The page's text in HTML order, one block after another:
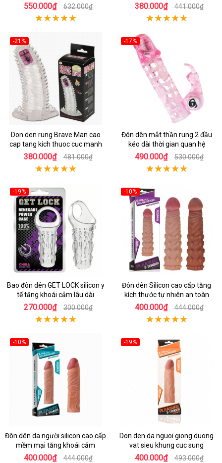
550.000₫ 632.000₫ 380.000₫ 441.000₫
-21%
Don den rung Brave Man cao
cap tang kich thuoc cuc manh
380.000₫ 481.000₫
-17%
Đôn dên mắt thần rung 2 đầu
kéo dài thời gian quan hệ
490.000₫ 530.000₫
-19%
Bao đôn dên GET LOCK silicon y
tế tăng khoái cảm lâu dài
270.000₫ 300.000₫
-10%
Đôn dên Silicon cao cấp tăng
kích thước tự nhiên an toàn
400.000₫ 444.000₫
-10%
Đôn dên da người silicon cao cấp
mềm mại tăng khoái cảm
400.000₫ 444.000₫
-19%
Don den da nguoi giong duong
vat sieu khung cuc sung
400.000₫ 493.000₫